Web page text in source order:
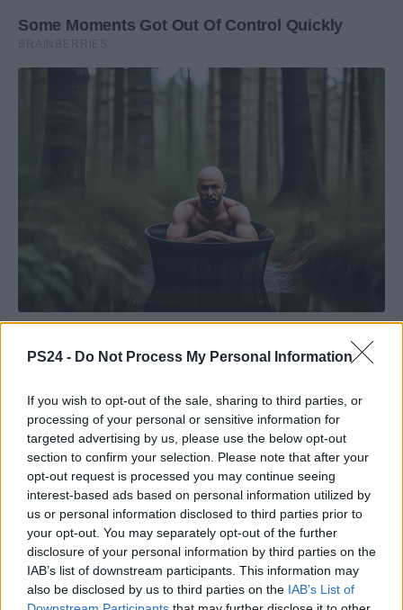
PS24 - Do Not Process My Personal Information
If you wish to opt-out of the sale, sharing to third parties, or
processing of your personal or sensitive information for
targeted advertising by us, please use the below opt-out
section to confirm your selection. Please note that after your
opt-out request is processed you may continue seeing
interest-based ads based on personal information utilized by
us or personal information disclosed to third parties prior to
your opt-out. You may separately opt-out of the further
disclosure of your personal information by third parties on the
IAB’s list of downstream participants. This information may
also be disclosed by us to third parties on the IAB’s List of